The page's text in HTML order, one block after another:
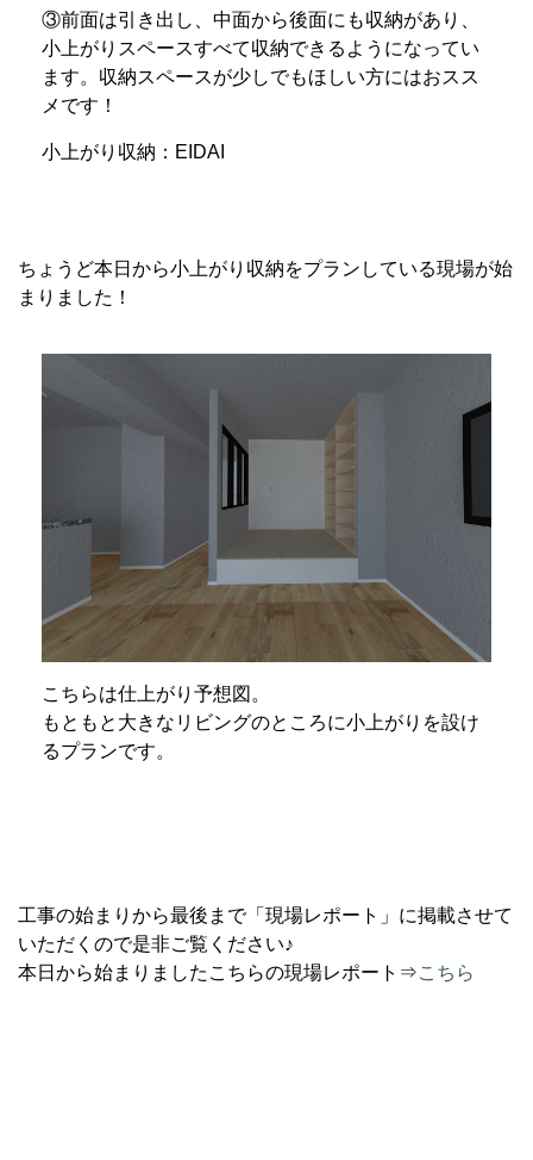
③前面は引き出し、中面から後面にも収納があり、
小上がりスペースすべて収納できるようになってい
ます。収納スペースが少しでもほしい方にはおスス
メです！
小上がり収納：EIDAI
ちょうど本日から小上がり収納をプランしている現場が始
まりました！
こちらは仕上がり予想図。
もともと大きなリビングのところに小上がりを設け
るプランです。
工事の始まりから最後まで「現場レポート」に掲載させて
いただくので是非ご覧ください♪
本日から始まりましたこちらの現場レポート⇒こちら